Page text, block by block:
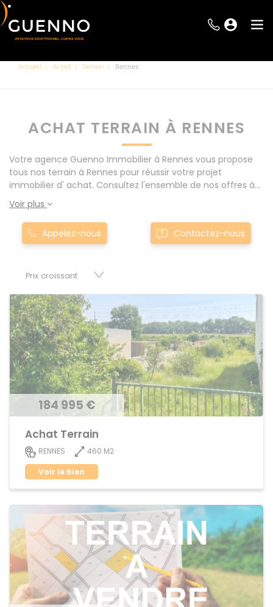
Accueil Achat Terrain Rennes
ACHAT TERRAIN À RENNES
Votre agence Guenno Immobilier à Rennes vous propose
tous nos terrain à Rennes pour réussir votre projet
immobilier d' achat. Consultez l'ensemble de nos offres à
Rennes mais également aux alentours : Le Rheu, Pacé,
Montgermont... Nos terrain à Rennes sont proposés au
meilleur prix du marché pour permettre au plus grand
nombre de réussir son projet immobilier. Nous mettons à
et murs.
Voir plus
Appelez-nous Contactez-nous
184 995 €
Achat Terrain
RENNES
460 M2
Voir le bien